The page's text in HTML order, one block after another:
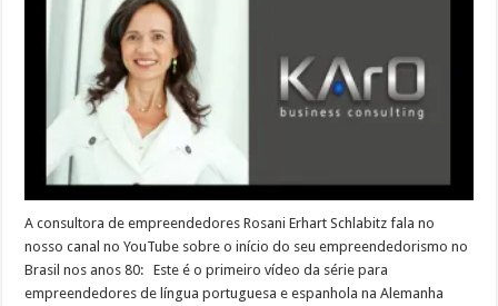
A consultora de empreendedores Rosani Erhart Schlabitz fala no
nosso canal no YouTube sobre o início do seu empreendedorismo no
Brasil nos anos 80: Este é o primeiro vídeo da série para
empreendedores de língua portuguesa e espanhola na Alemanha